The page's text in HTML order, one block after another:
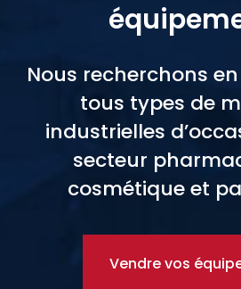
Nous recherchons
tous types de
industrielles
secteur
cosmétique et
Vendre vos